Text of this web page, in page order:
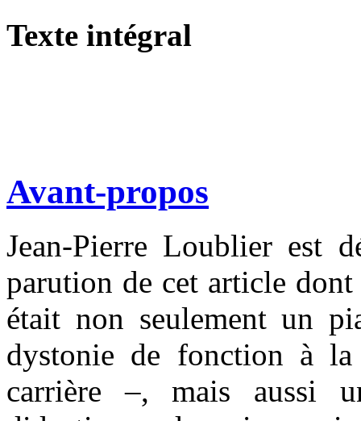
Texte intégral
Avant-propos
Jean-Pierre Loublier est
parution de cet article
était non seulement un
dystonie de fonction à
carrière –, mais aussi